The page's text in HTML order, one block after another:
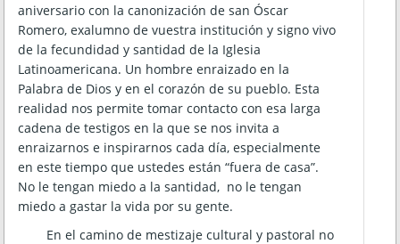
aniversario con la canonización de san Óscar
Romero, exalumno de vuestra institución y signo vivo
de la fecundidad y santidad de la Iglesia
Latinoamericana. Un hombre enraizado en la
Palabra de Dios y en el corazón de su pueblo. Esta
realidad nos permite tomar contacto con esa larga
cadena de testigos en la que se nos invita a
enraizarnos e inspirarnos cada día, especialmente
en este tiempo que ustedes están “fuera de casa”.
No le tengan miedo a la santidad, no le tengan
miedo a gastar la vida por su gente.
En el camino de mestizaje cultural y pastoral no